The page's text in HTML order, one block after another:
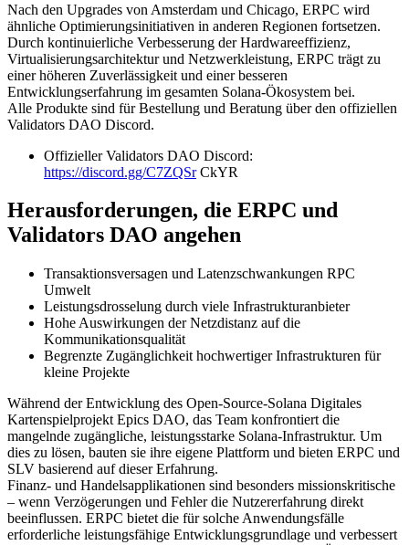
Nach den Upgrades von Amsterdam und Chicago, ERPC wird
ähnliche Optimierungsinitiativen in anderen Regionen fortsetzen.
Durch kontinuierliche Verbesserung der Hardwareeffizienz,
Virtualisierungsarchitektur und Netzwerkleistung, ERPC trägt zu
einer höheren Zuverlässigkeit und einer besseren
Entwicklungserfahrung im gesamten Solana-Ökosystem bei.
Alle Produkte sind für Bestellung und Beratung über den offiziellen
Validators DAO Discord.
Offizieller Validators DAO Discord:
https://discord.gg/C7ZQSrCkYR
Herausforderungen, die ERPC und
Validators DAO angehen
Transaktionsversagen und Latenzschwankungen RPC
Umwelt
Leistungsdrosselung durch viele Infrastrukturanbieter
Hohe Auswirkungen der Netzdistanz auf die
Kommunikationsqualität
Begrenzte Zugänglichkeit hochwertiger Infrastrukturen für
kleine Projekte
Während der Entwicklung des Open-Source-Solana Digitales
Kartenspielprojekt Epics DAO, das Team konfrontiert die
mangelnde zugängliche, leistungsstarke Solana-Infrastruktur. Um
dies zu lösen, bauten sie ihre eigene Plattform und bieten ERPC und
SLV basierend auf dieser Erfahrung.
Finanz- und Handelsapplikationen sind besonders missionskritische
– wenn Verzögerungen und Fehler die Nutzererfahrung direkt
beeinflussen. ERPC bietet die für solche Anwendungsfälle
erforderliche leistungsfähige Entwicklungsgrundlage und verbessert